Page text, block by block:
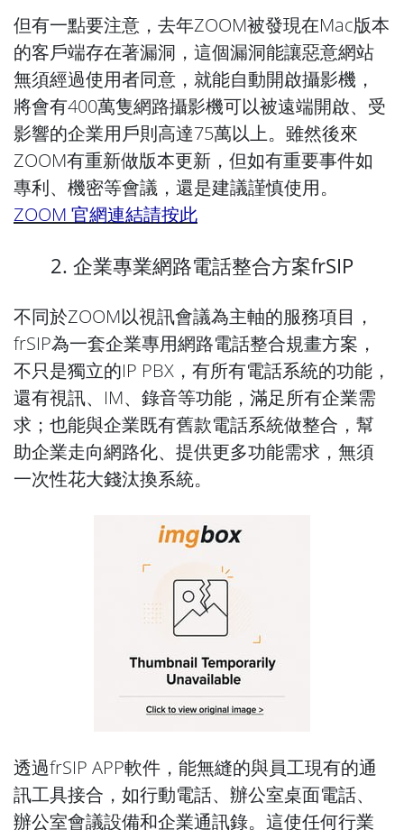
但有一點要注意，去年ZOOM被發現在Mac版本
的客戶端存在著漏洞，這個漏洞能讓惡意網站
無須經過使用者同意，就能自動開啟攝影機，
將會有400萬隻網路攝影機可以被遠端開啟、受
影響的企業用戶則高達75萬以上。雖然後來
ZOOM有重新做版本更新，但如有重要事件如
專利、機密等會議，還是建議謹慎使用。
ZOOM 官網連結請按此
2. 企業專業網路電話整合方案frSIP
不同於ZOOM以視訊會議為主軸的服務項目，
frSIP為一套企業專用網路電話整合規畫方案，
不只是獨立的IP PBX，有所有電話系統的功能，
還有視訊、IM、錄音等功能，滿足所有企業需
求；也能與企業既有舊款電話系統做整合，幫
助企業走向網路化、提供更多功能需求，無須
一次性花大錢汰換系統。
透過frSIP APP軟件，能無縫的與員工現有的通
訊工具接合，如行動電話、辦公室桌面電話、
辦公室會議設備和企業通訊錄。這使任何行業